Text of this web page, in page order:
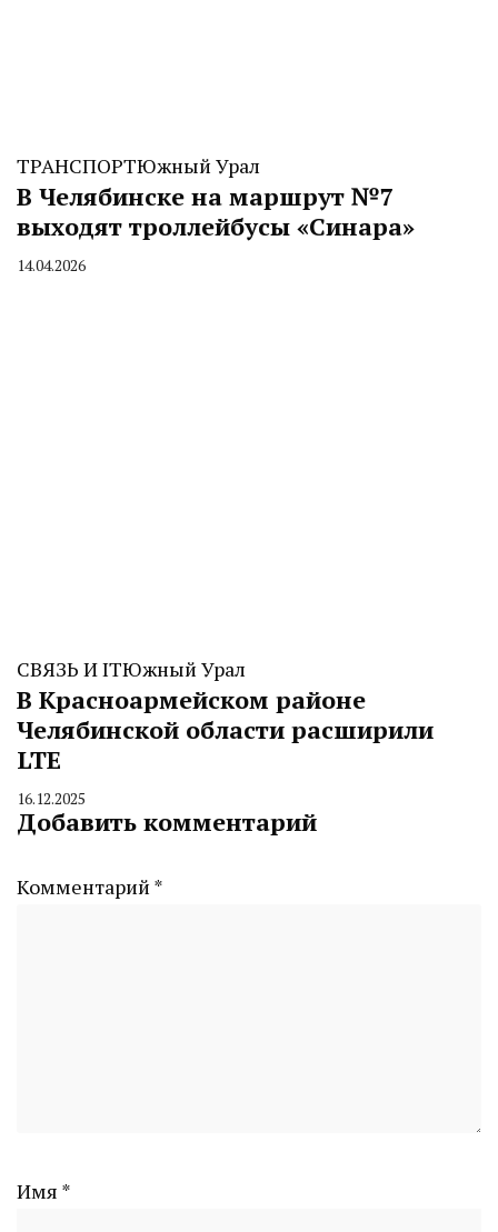
ТРАНСПОРТЮжный Урал
В Челябинске на маршрут №7
выходят троллейбусы «Синара»
By
14.04.2026
СВЯЗЬ И ITЮжный Урал
В Красноармейском районе
Челябинской области расширили
LTE
By
CHELINDUSTRY
16.12.2025
Добавить комментарий
Комментарий *
Имя *